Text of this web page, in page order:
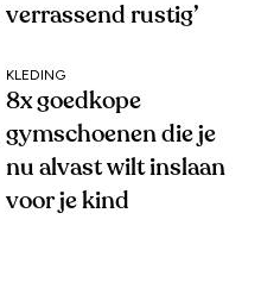
verrassend rustig’
KLEDING
8x goedkope
gymschoenen die je
nu alvast wilt inslaan
voor je kind